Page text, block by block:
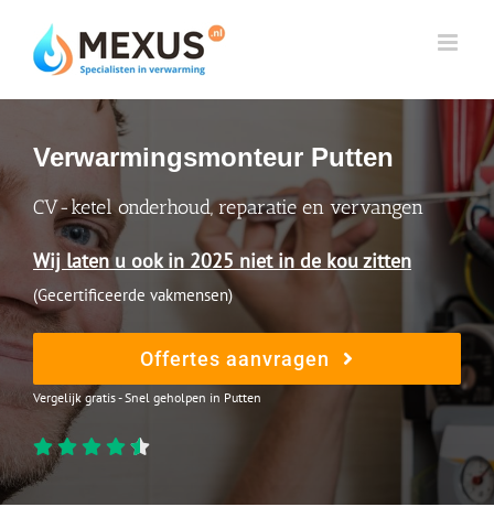
content
Verwarmingsmonteur Putten
CV-ketel onderhoud, reparatie en vervangen
Wij laten u ook in 2025 niet in de kou zitten
(Gecertificeerde vakmensen)
Offertes aanvragen
Vergelijk gratis - Snel geholpen in Putten